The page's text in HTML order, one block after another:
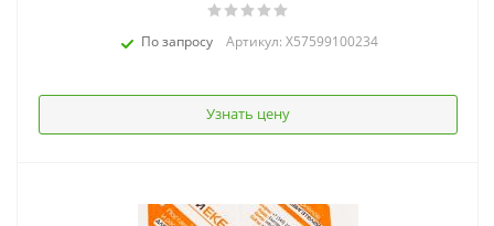
По запросу Артикул: X57599100234
Узнать цену